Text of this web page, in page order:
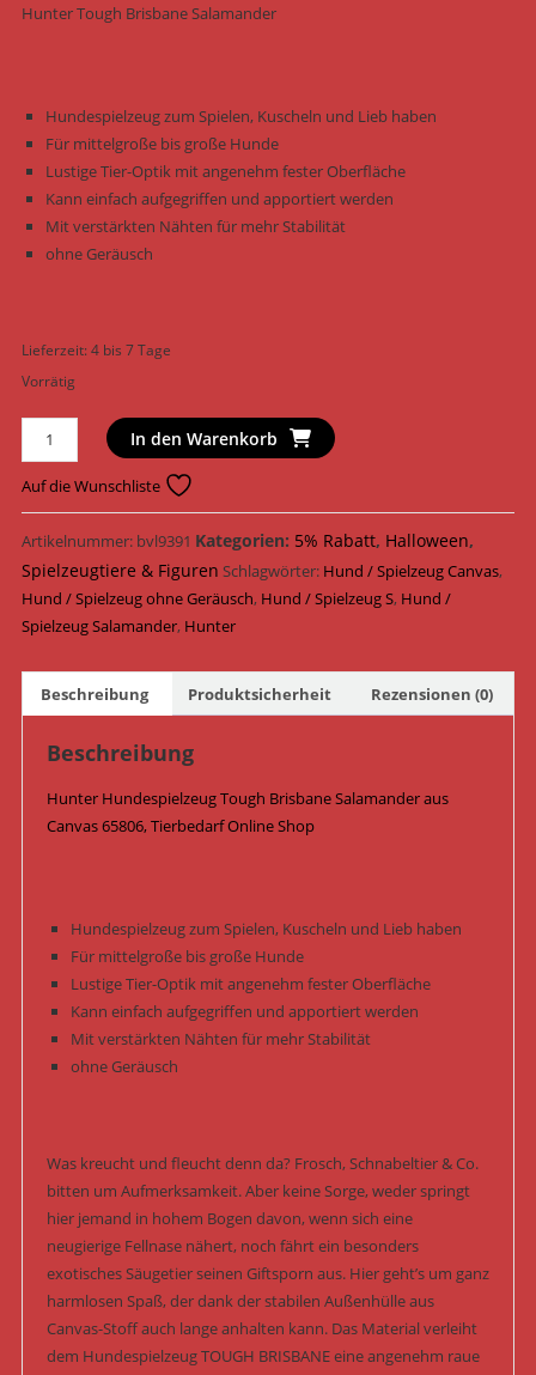
Hunter Tough Brisbane Salamander
Hundespielzeug zum Spielen, Kuscheln und Lieb haben
Für mittelgroße bis große Hunde
Lustige Tier-Optik mit angenehm fester Oberfläche
Kann einfach aufgegriffen und apportiert werden
Mit verstärkten Nähten für mehr Stabilität
ohne Geräusch
Lieferzeit:4 bis 7 Tage
Vorrätig
Hunter
Hundespielzeug
Tough
Brisbane
Salamander
Canvas
39
cm
Menge
In den Warenkorb
Auf die Wunschliste
Artikelnummer: bvl9391 Kategorien: 5% Rabatt, Halloween,
Spielzeugtiere & Figuren Schlagwörter: Hund / Spielzeug Canvas,
Hund / Spielzeug ohne Geräusch, Hund / Spielzeug S, Hund /
Spielzeug Salamander, Hunter
Beschreibung Produktsicherheit Rezensionen (0)
Beschreibung
Hunter Hundespielzeug Tough Brisbane Salamander aus
Canvas 65806, Tierbedarf Online Shop
Hundespielzeug zum Spielen, Kuscheln und Lieb haben
Für mittelgroße bis große Hunde
Lustige Tier-Optik mit angenehm fester Oberfläche
Kann einfach aufgegriffen und apportiert werden
Mit verstärkten Nähten für mehr Stabilität
ohne Geräusch
Was kreucht und fleucht denn da? Frosch, Schnabeltier & Co.
bitten um Aufmerksamkeit. Aber keine Sorge, weder springt
hier jemand in hohem Bogen davon, wenn sich eine
neugierige Fellnase nähert, noch fährt ein besonders
exotisches Säugetier seinen Giftsporn aus. Hier geht’s um ganz
harmlosen Spaß, der dank der stabilen Außenhülle aus
Canvas-Stoff auch lange anhalten kann. Das Material verleiht
dem Hundespielzeug TOUGH BRISBANE eine angenehm raue